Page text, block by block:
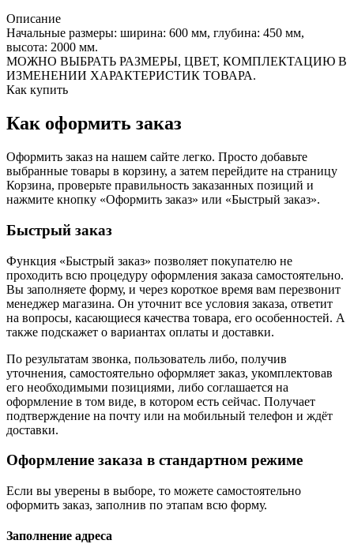
Описание
Начальные размеры: ширина: 600 мм, глубина: 450 мм,
высота: 2000 мм.
МОЖНО ВЫБРАТЬ РАЗМЕРЫ, ЦВЕТ, КОМПЛЕКТАЦИЮ В
ИЗМЕНЕНИИ ХАРАКТЕРИСТИК ТОВАРА.
Как купить
Как оформить заказ
Оформить заказ на нашем сайте легко. Просто добавьте
выбранные товары в корзину, а затем перейдите на страницу
Корзина, проверьте правильность заказанных позиций и
нажмите кнопку «Оформить заказ» или «Быстрый заказ».
Быстрый заказ
Функция «Быстрый заказ» позволяет покупателю не
проходить всю процедуру оформления заказа самостоятельно.
Вы заполняете форму, и через короткое время вам перезвонит
менеджер магазина. Он уточнит все условия заказа, ответит
на вопросы, касающиеся качества товара, его особенностей. А
также подскажет о вариантах оплаты и доставки.
По результатам звонка, пользователь либо, получив
уточнения, самостоятельно оформляет заказ, укомплектовав
его необходимыми позициями, либо соглашается на
оформление в том виде, в котором есть сейчас. Получает
подтверждение на почту или на мобильный телефон и ждёт
доставки.
Оформление заказа в стандартном режиме
Если вы уверены в выборе, то можете самостоятельно
оформить заказ, заполнив по этапам всю форму.
Заполнение адреса